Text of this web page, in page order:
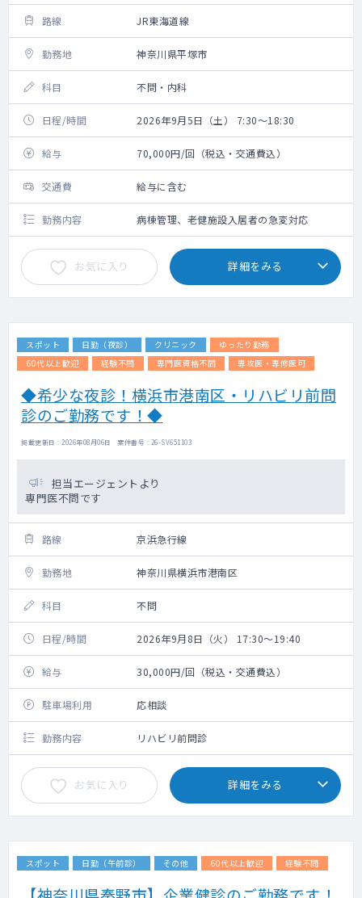
路線 JR東海道線
勤務地 神奈川県平塚市
科目 不問・内科
日程/時間 2026年9月5日（土） 7:30～18:30
給与 70,000円/回（税込・交通費込）
交通費 給与に含む
勤務内容 病棟管理、老健施設入居者の急変対応
お気に入り 詳細をみる
スポット 日勤（夜診） クリニック
ゆったり勤務
60代以上歓迎
経験不問 専門医資格不問 専攻医・専修医可
◆希少な夜診！横浜市港南区・リハビリ前問
診のご勤務です！◆
掲載更新日 : 2026年08月06日 案件番号 : 26-SV651103
担当エージェントより
専門医不問です
路線 京浜急行線
勤務地 神奈川県横浜市港南区
科目 不問
日程/時間 2026年9月8日（火） 17:30～19:40
給与 30,000円/回（税込・交通費込）
駐車場利用 応相談
勤務内容 リハビリ前問診
お気に入り 詳細をみる
スポット 日勤（午前診） その他 60代以上歓迎 経験不問